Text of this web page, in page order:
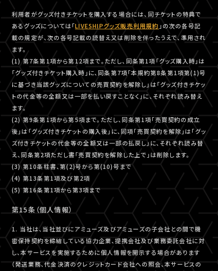
利用者がグッズ付きチケットを購入する場合には、同チケットの特典で
あるグッズについては「LIVESHIPグッズ販売利用規約 」の次の各号記
載の規定が、次の各号記載の読替え又は削除を伴ったうえで、準用され
ます。
(1) 第7条第1項から第12項まで。ただし、同条第1項「グッズ購入時」は
「グッズ付きチケット購入時」に、同条第7項「本規約第8条第1項第(1)号
に基づき当該グッズについての売買契約を解除し」は「グッズ付きチケッ
トの代金等の全額又は一部を払い戻すことなく」に、それぞれ読み替え
ます。
(2) 第9条第1項から第5項まで。ただし、同条第1項「売買契約の成立
後」は「グッズ付きチケットの購入後」に、同項「売買契約を解除」は「グッ
ズ付きチケットの代金等の全額又は一部の払戻し」に、それぞれ読み替
え、同条第2項ただし書「売買契約を解除した上で」は削除します。
(3) 第10条柱書、第(2)号から第(10)号まで
(4) 第13条第1項及び第2項
(5) 第16条第1項から第3項まで
第15条（個人情報）
1. 当社は、当社並びにアミューズ及びアミューズの子会社との間で機
密保持契約を締結している協力企業、提携会社及び業務委託会社に対
し、本サービスを実施するために個人情報を開示する場合があります
（発送業務、代金決済のクレジットカード会社への照会、本サービスの